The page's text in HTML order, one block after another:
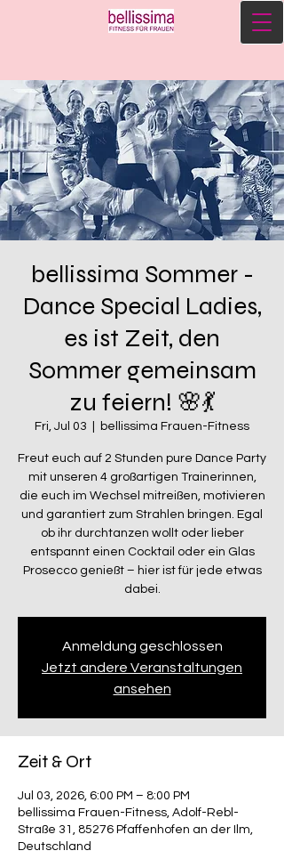
bellissima Sommer -
Dance Special Ladies,
es ist Zeit, den
Sommer gemeinsam
zu feiern! 🌸💃
Fri, Jul 03 bellissima Frauen-Fitness
Freut euch auf 2 Stunden pure Dance Party
mit unseren 4 großartigen Trainerinnen,
die euch im Wechsel mitreißen, motivieren
und garantiert zum Strahlen bringen. Egal
ob ihr durchtanzen wollt oder lieber
entspannt einen Cocktail oder ein Glas
Prosecco genießt – hier ist für jede etwas
dabei.
Anmeldung geschlossen
Jetzt andere Veranstaltungen
ansehen
Zeit & Ort
Jul 03, 2026, 6:00 PM – 8:00 PM
bellissima Frauen-Fitness, Adolf-Rebl-
Straße 31, 85276 Pfaffenhofen an der Ilm,
Deutschland